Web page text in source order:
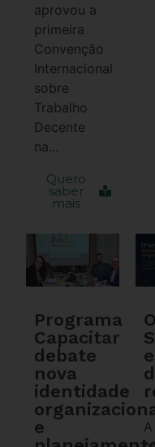
aprovou a
primeira
Convenção
Internacional
sobre
Trabalho
Decente
na...
Quero
saber
mais
Programa
Capacitar
debate
nova
identidade
e
O